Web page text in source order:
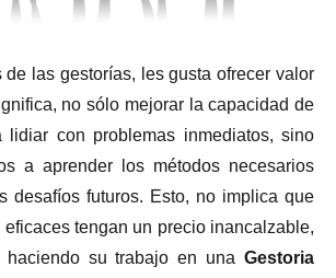
de las gestorías, les gusta ofrecer valor
no sólo mejorar la capacidad de
lidiar con problemas inmediatos, sino
a aprender los métodos necesarios
desafíos futuros. Esto, no implica que
eficaces tengan un precio inancalzable,
su trabajo en una Gestoria